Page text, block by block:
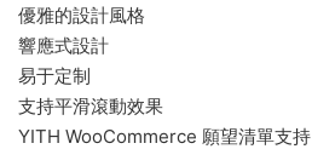
優雅的設計風格
響應式設計
易于定制
支持平滑滾動效果
YITH WooCommerce 願望清單支持